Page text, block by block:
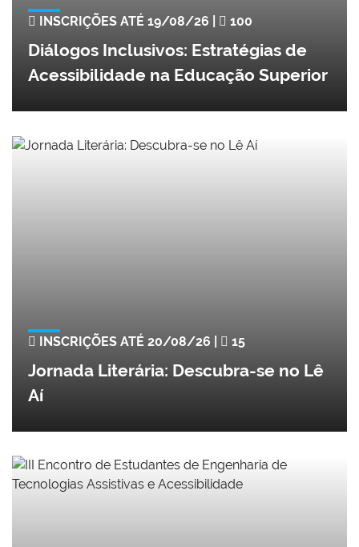
INSCRIÇÕES ATÉ 19/08/26 | 100
Diálogos Inclusivos: Estratégias de
Acessibilidade na Educação Superior
INSCRIÇÕES ATÉ 20/08/26 | 15
Jornada Literária: Descubra-se no Lê
Aí